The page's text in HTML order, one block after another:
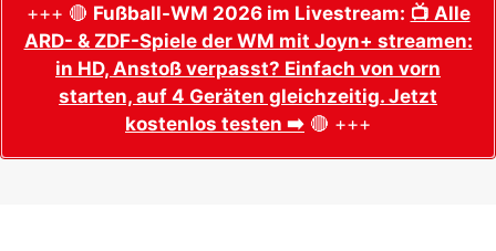
+++ 🔴 Fußball-WM 2026 im Livestream: 📺 Alle
ARD- & ZDF-Spiele der WM mit Joyn+ streamen:
in HD, Anstoß verpasst? Einfach von vorn
starten, auf 4 Geräten gleichzeitig. Jetzt
kostenlos testen ➡️ 🔴 +++